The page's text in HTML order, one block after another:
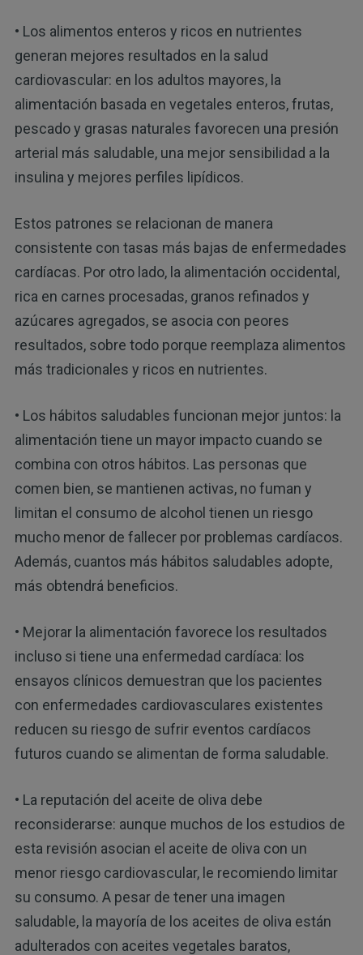
• Los alimentos enteros y ricos en nutrientes
generan mejores resultados en la salud
cardiovascular: en los adultos mayores, la
alimentación basada en vegetales enteros, frutas,
pescado y grasas naturales favorecen una presión
arterial más saludable, una mejor sensibilidad a la
insulina y mejores perfiles lipídicos.
Estos patrones se relacionan de manera
consistente con tasas más bajas de enfermedades
cardíacas. Por otro lado, la alimentación occidental,
rica en carnes procesadas, granos refinados y
azúcares agregados, se asocia con peores
resultados, sobre todo porque reemplaza alimentos
más tradicionales y ricos en nutrientes.
• Los hábitos saludables funcionan mejor juntos: la
alimentación tiene un mayor impacto cuando se
combina con otros hábitos. Las personas que
comen bien, se mantienen activas, no fuman y
limitan el consumo de alcohol tienen un riesgo
mucho menor de fallecer por problemas cardíacos.
Además, cuantos más hábitos saludables adopte,
más obtendrá beneficios.
• Mejorar la alimentación favorece los resultados
incluso si tiene una enfermedad cardíaca: los
ensayos clínicos demuestran que los pacientes
con enfermedades cardiovasculares existentes
reducen su riesgo de sufrir eventos cardíacos
futuros cuando se alimentan de forma saludable.
• La reputación del aceite de oliva debe
reconsiderarse: aunque muchos de los estudios de
esta revisión asocian el aceite de oliva con un
menor riesgo cardiovascular, le recomiendo limitar
su consumo. A pesar de tener una imagen
saludable, la mayoría de los aceites de oliva están
adulterados con aceites vegetales baratos,